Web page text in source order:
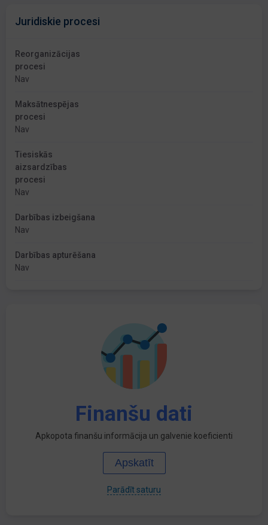
Juridiskie procesi
Reorganizācijas
procesi
Nav
Maksātnespējas
procesi
Nav
Tiesiskās
aizsardzības
procesi
Nav
Darbības izbeigšana
Nav
Darbības apturēšana
Nav
Finanšu dati
Apkopota finanšu informācija un galvenie koeficienti
Apskatīt
Parādīt saturu